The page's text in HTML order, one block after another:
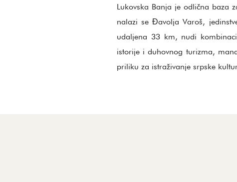
Lukovska Banja je odlična baza
nalazi se Đavolja Varoš,
udaljena 33 km, nudi
istorije i duhovnog turizma,
priliku za istraživanje srpske